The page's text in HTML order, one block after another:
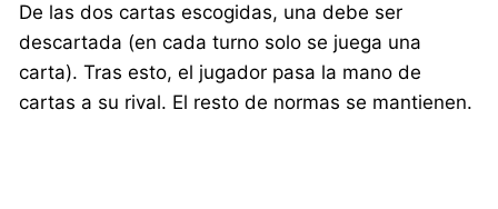
De las dos cartas escogidas, una debe ser
descartada (en cada turno solo se juega una
carta). Tras esto, el jugador pasa la mano de
cartas a su rival. El resto de normas se mantienen.